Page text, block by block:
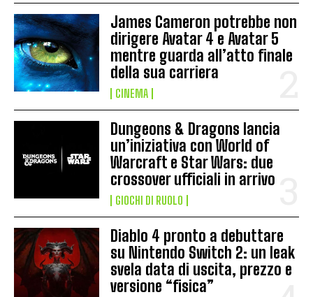
James Cameron potrebbe non
dirigere Avatar 4 e Avatar 5
mentre guarda all’atto finale
della sua carriera
CINEMA
Dungeons & Dragons lancia
un’iniziativa con World of
Warcraft e Star Wars: due
crossover ufficiali in arrivo
GIOCHI DI RUOLO
Diablo 4 pronto a debuttare
su Nintendo Switch 2: un leak
svela data di uscita, prezzo e
versione “fisica”